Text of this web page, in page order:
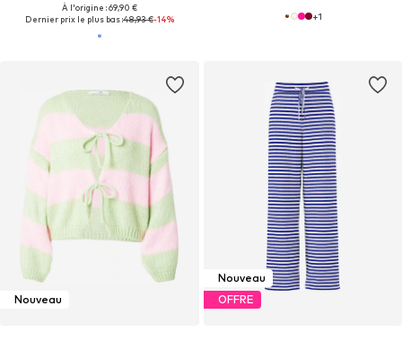
À l'origine : 69,90 €
Dernier prix le plus bas :48,93 €-14% +1
Nouveau
Nouveau
OFFRE